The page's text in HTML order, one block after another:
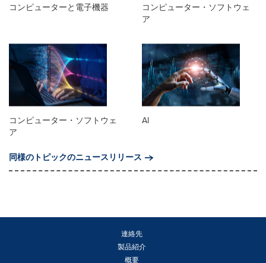
コンピューターと電子機器
コンピューター・ソフトウェ
ア
コンピューター・ソフトウェ
ア
AI
同様のトピックのニュースリリース
連絡先
製品紹介
概要